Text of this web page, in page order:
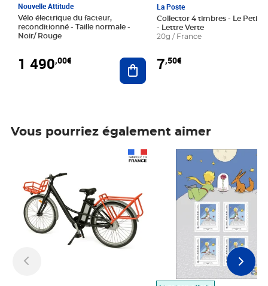
Nouvelle Attitude
Vélo électrique du facteur,
reconditionné - Taille normale -
Noir/ Rouge
1 490,00€ Ajouter au panier
La Poste
Collector 4 timbres - Le Petit
- Lettre Verte
20g / France
7,50€
Vous pourriez également aimer
Prix 7,50€